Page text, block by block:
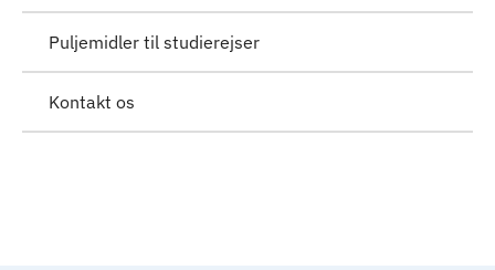
Puljemidler til studierejser
Kontakt os